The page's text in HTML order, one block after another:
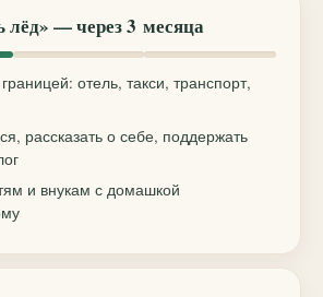
лёд» — через 3 месяца
отель, такси, транспорт,
рассказать о себе, поддержать
и внукам с домашкой